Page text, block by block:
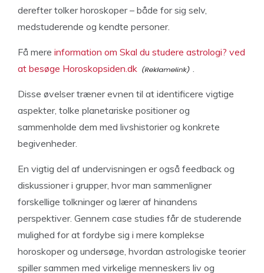
derefter tolker horoskoper – både for sig selv,
medstuderende og kendte personer.
Få mere information om Skal du studere astrologi? ved
at besøge Horoskopsiden.dk
Disse øvelser træner evnen til at identificere vigtige
aspekter, tolke planetariske positioner og
sammenholde dem med livshistorier og konkrete
begivenheder.
En vigtig del af undervisningen er også feedback og
diskussioner i grupper, hvor man sammenligner
forskellige tolkninger og lærer af hinandens
perspektiver. Gennem case studies får de studerende
mulighed for at fordybe sig i mere komplekse
horoskoper og undersøge, hvordan astrologiske teorier
spiller sammen med virkelige menneskers liv og